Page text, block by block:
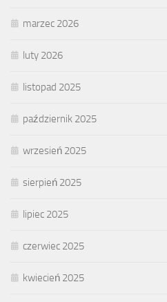
marzec 2026
luty 2026
listopad 2025
październik 2025
wrzesień 2025
sierpień 2025
lipiec 2025
czerwiec 2025
kwiecień 2025